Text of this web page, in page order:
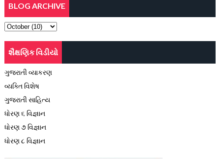
BLOG ARCHIVE
શૈક્ષણિક વિડીયો
ગુજરાતી વ્યાકરણ
વ્યક્તિ વિશેષ
ગુજરાતી સાહિત્ય
ધોરણ ૬ વિજ્ઞાન
ધોરણ ૭ વિજ્ઞાન
ધોરણ ૮ વિજ્ઞાન